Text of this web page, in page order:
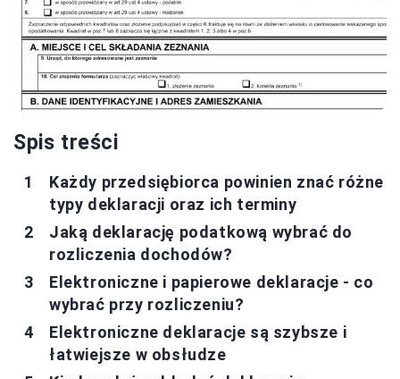
Spis treści
Każdy przedsiębiorca powinien znać różne
typy deklaracji oraz ich terminy
Jaką deklarację podatkową wybrać do
rozliczenia dochodów?
Elektroniczne i papierowe deklaracje - co
wybrać przy rozliczeniu?
Elektroniczne deklaracje są szybsze i
łatwiejsze w obsłudze